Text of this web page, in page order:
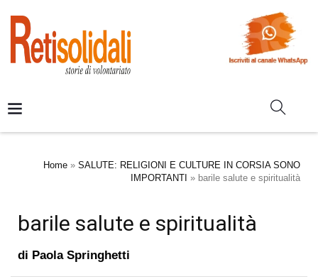
Home » SALUTE: RELIGIONI E CULTURE IN CORSIA SONO
IMPORTANTI » barile salute e spiritualità
barile salute e spiritualità
di Paola Springhetti